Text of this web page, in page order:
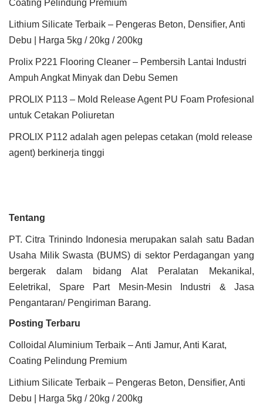
Coating Pelindung Premium
Lithium Silicate Terbaik – Pengeras Beton, Densifier, Anti
Debu | Harga 5kg / 20kg / 200kg
Prolix P221 Flooring Cleaner – Pembersih Lantai Industri
Ampuh Angkat Minyak dan Debu Semen
PROLIX P113 – Mold Release Agent PU Foam Profesional
untuk Cetakan Poliuretan
PROLIX P112 adalah agen pelepas cetakan (mold release
agent) berkinerja tinggi
Tentang
PT. Citra Trinindo Indonesia merupakan salah satu Badan
Usaha Milik Swasta (BUMS) di sektor Perdagangan yang
bergerak dalam bidang Alat Peralatan Mekanikal,
Eeletrikal, Spare Part Mesin-Mesin Industri & Jasa
Pengantaran/ Pengiriman Barang.
Posting Terbaru
Colloidal Aluminium Terbaik – Anti Jamur, Anti Karat,
Coating Pelindung Premium
Lithium Silicate Terbaik – Pengeras Beton, Densifier, Anti
Debu | Harga 5kg / 20kg / 200kg